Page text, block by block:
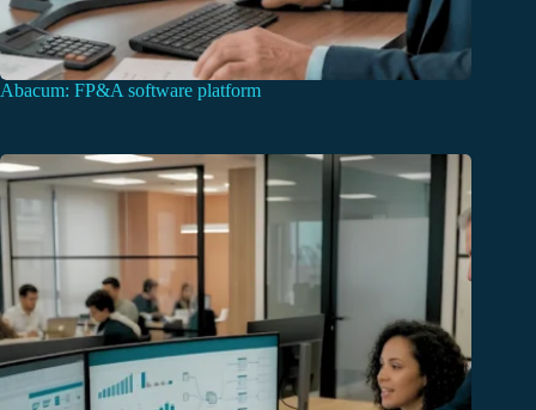
Abacum: FP&A software platform